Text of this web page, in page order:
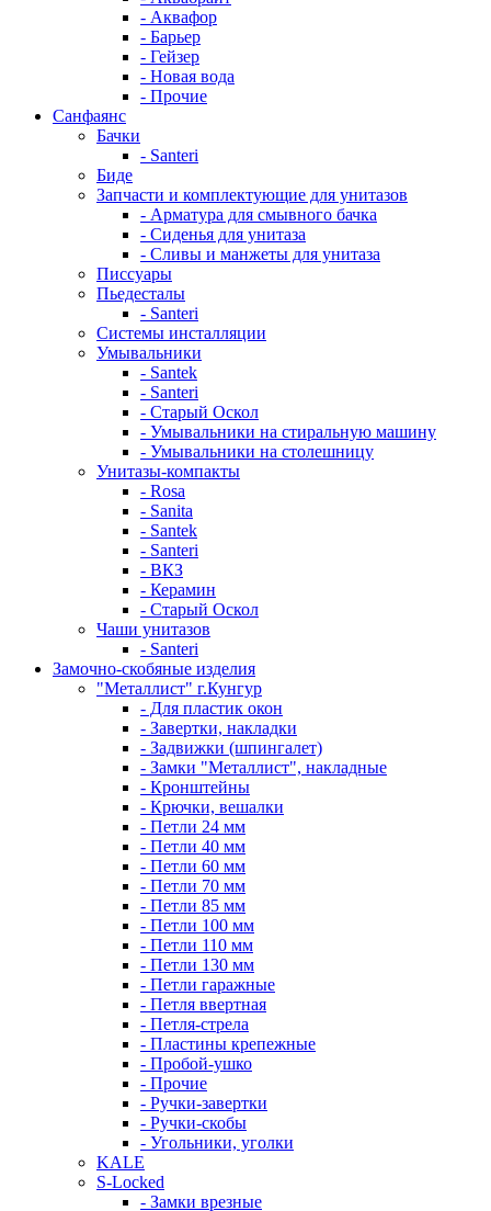
- Аквафор
- Барьер
- Гейзер
- Новая вода
- Прочие
Санфаянс
Бачки
- Santeri
Биде
Запчасти и комплектующие для унитазов
- Арматура для смывного бачка
- Сиденья для унитаза
- Сливы и манжеты для унитаза
Писсуары
Пьедесталы
- Santeri
Системы инсталляции
Умывальники
- Santek
- Santeri
- Старый Оскол
- Умывальники на стиральную машину
- Умывальники на столешницу
Унитазы-компакты
- Rosa
- Sanita
- Santek
- Santeri
- ВКЗ
- Керамин
- Старый Оскол
Чаши унитазов
- Santeri
Замочно-скобяные изделия
"Металлист" г.Кунгур
- Для пластик окон
- Завертки, накладки
- Задвижки (шпингалет)
- Замки "Металлист", накладные
- Кронштейны
- Крючки, вешалки
- Петли 24 мм
- Петли 40 мм
- Петли 60 мм
- Петли 70 мм
- Петли 85 мм
- Петли 100 мм
- Петли 110 мм
- Петли 130 мм
- Петли гаражные
- Петля ввертная
- Петля-стрела
- Пластины крепежные
- Пробой-ушко
- Прочие
- Ручки-завертки
- Ручки-скобы
- Угольники, уголки
KALE
S-Locked
- Замки врезные